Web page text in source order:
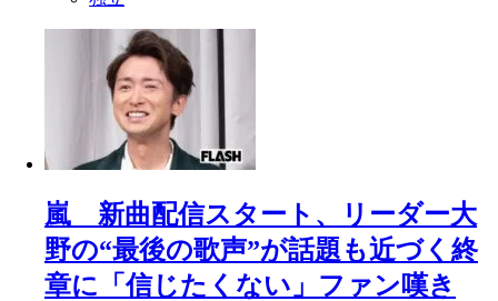
嵐 新曲配信スタート、リーダー大
野の“最後の歌声”が話題も近づく終
章に「信じたくない」ファン嘆き